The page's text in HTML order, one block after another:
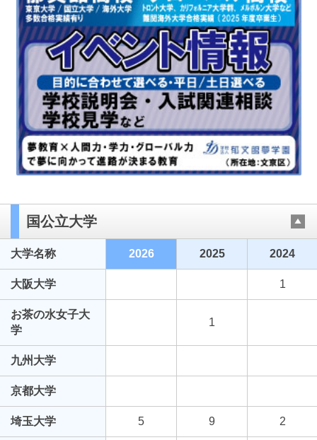
国公立大学
大学名称 2026 2025 2024
大阪大学 1
お茶の水女子大
学
1
九州大学
京都大学
埼玉大学 5 9 2